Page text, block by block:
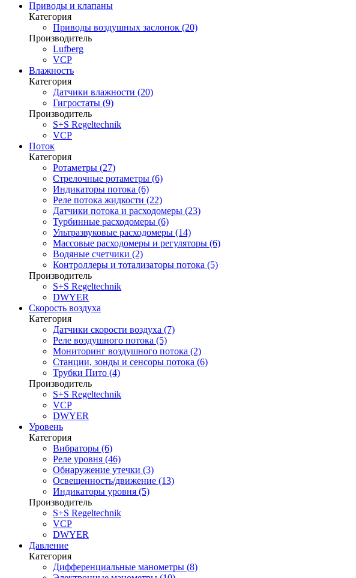
Приводы и клапаны
Категория
Приводы воздушных заслонок (20)
Производитель
Lufberg
VCP
Влажность
Категория
Датчики влажности (20)
Гигростаты (9)
Производитель
S+S Regeltechnik
VCP
Поток
Категория
Ротаметры (27)
Стрелочные ротаметры (6)
Индикаторы потока (6)
Реле потока жидкости (22)
Датчики потока и расходомеры (23)
Турбинные расходомеры (6)
Ультразвуковые расходомеры (14)
Массовые расходомеры и регуляторы (6)
Водяные счетчики (2)
Контроллеры и тотализаторы потока (5)
Производитель
S+S Regeltechnik
DWYER
Скорость воздуха
Категория
Датчики скорости воздуха (7)
Реле воздушного потока (5)
Мониторинг воздушного потока (2)
Станции, зонды и сенсоры потока (6)
Трубки Пито (4)
Производитель
S+S Regeltechnik
VCP
DWYER
Уровень
Категория
Вибраторы (6)
Реле уровня (46)
Обнаружение утечки (3)
Освещенность/движение (13)
Индикаторы уровня (5)
Производитель
S+S Regeltechnik
VCP
DWYER
Давление
Категория
Дифференциальные манометры (8)